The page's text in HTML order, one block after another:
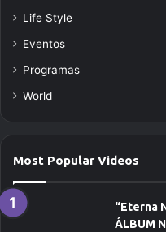
e
l
ó
i
c
Life Style
Eventos
Programas
World
Most Popular Videos
“Eterna
ÁLBUM